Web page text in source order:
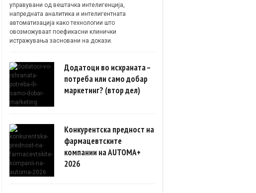
управувани од вештачка интелигенција,
напредната аналитика и интелигентната
автоматизација како технологии што
овозможуваат поефикасни клинички
истражувања засновани на докази.
Додатоци во исхраната –
потреба или само добар
маркетинг? (втор дел)
Конкурентска предност на
фармацевтските
компании на AUTOMA+
2026